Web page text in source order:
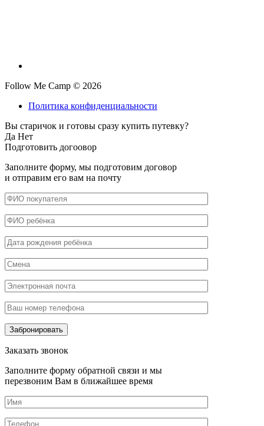
Follow Me Camp © 2026
Политика конфиденциальности
Вы старичок и готовы сразу купить путевку?
Да Нет
Подготовить догоовор
Заполните форму, мы подготовим договор
и отправим его вам на почту
Заказать звонок
Заполните форму обратной связи и мы
перезвоним Вам в ближайшее время